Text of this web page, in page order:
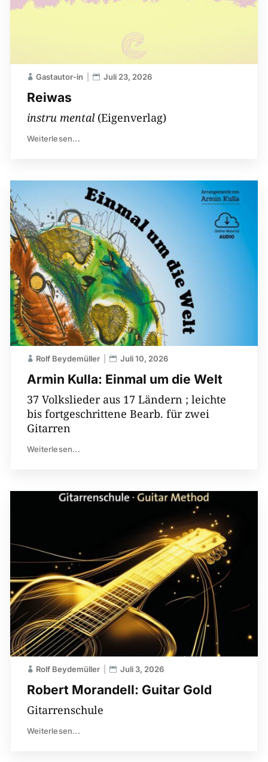
Reiwas
Gastautor-in Juli 23, 2026
instru mental(Eigenverlag)
Weiterlesen...
Armin Kulla: Einmal um die Welt
Rolf Beydemüller Juli 10, 2026
37 Volkslieder aus 17 Ländern ; leichte
bis fortgeschrittene Bearb. für zwei
Gitarren
Weiterlesen...
Robert Morandell: Guitar Gold
Rolf Beydemüller Juli 3, 2026
Gitarrenschule
Weiterlesen...